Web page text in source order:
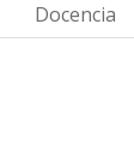
Docencia